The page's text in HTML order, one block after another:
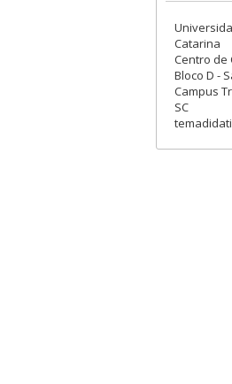
Catarina
Centro de
Bloco D -
Campus
SC